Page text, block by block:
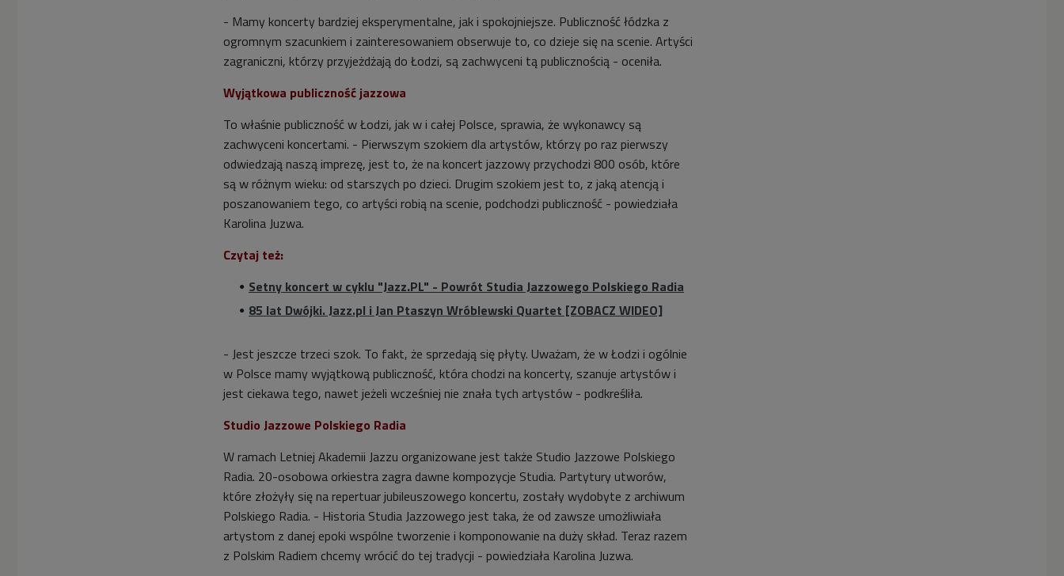
- Mamy koncerty bardziej eksperymentalne, jak i spokojniejsze. Publiczność łódzka z
ogromnym szacunkiem i zainteresowaniem obserwuje to, co dzieje się na scenie. Artyści
zagraniczni, którzy przyjeżdżają do Łodzi, są zachwyceni tą publicznością - oceniła.
Wyjątkowa publiczność jazzowa
To właśnie publiczność w Łodzi, jak w i całej Polsce, sprawia, że wykonawcy są
zachwyceni koncertami. - Pierwszym szokiem dla artystów, którzy po raz pierwszy
odwiedzają naszą imprezę, jest to, że na koncert jazzowy przychodzi 800 osób, które
są w różnym wieku: od starszych po dzieci. Drugim szokiem jest to, z jaką atencją i
poszanowaniem tego, co artyści robią na scenie, podchodzi publiczność - powiedziała
Karolina Juzwa.
Czytaj też:
Setny koncert w cyklu "Jazz.PL" - Powrót Studia Jazzowego Polskiego Radia
85 lat Dwójki. Jazz.pl i Jan Ptaszyn Wróblewski Quartet [ZOBACZ WIDEO]
- Jest jeszcze trzeci szok. To fakt, że sprzedają się płyty. Uważam, że w Łodzi i ogólnie
w Polsce mamy wyjątkową publiczność, która chodzi na koncerty, szanuje artystów i
jest ciekawa tego, nawet jeżeli wcześniej nie znała tych artystów - podkreśliła.
Studio Jazzowe Polskiego Radia
W ramach Letniej Akademii Jazzu organizowane jest także Studio Jazzowe Polskiego
Radia. 20-osobowa orkiestra zagra dawne kompozycje Studia. Partytury utworów,
które złożyły się na repertuar jubileuszowego koncertu, zostały wydobyte z archiwum
Polskiego Radia. - Historia Studia Jazzowego jest taka, że od zawsze umożliwiała
artystom z danej epoki wspólne tworzenie i komponowanie na duży skład. Teraz razem
z Polskim Radiem chcemy wrócić do tej tradycji - powiedziała Karolina Juzwa.